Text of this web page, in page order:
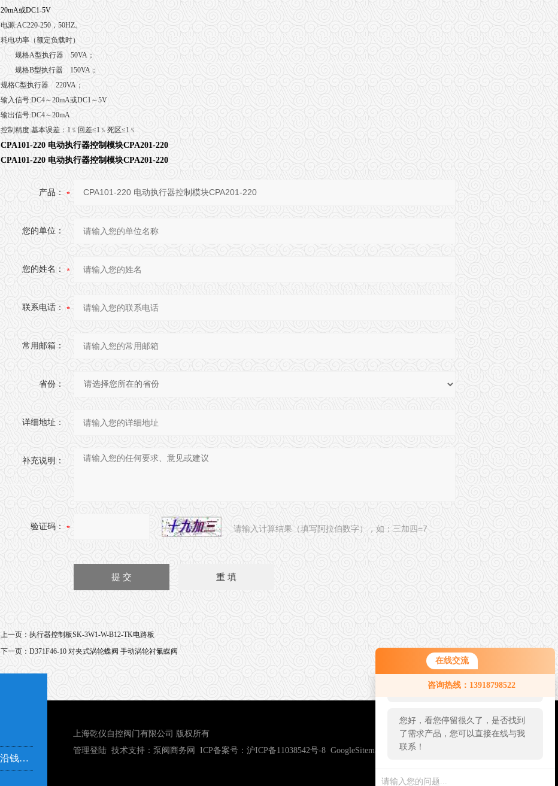
在线交流
咨询热线：13918798522
您好！欢迎前来咨询，很高兴为您
服务，请问您要咨询什么问题呢？
您好，看您停留很久了，是否找到
了需求产品，您可以直接在线与我
联系！
20mA或DC1-5V
电源:AC220-250，50HZ。
耗电功率（额定负载时）
规格A型执行器 50VA；
规格B型执行器 150VA；
规格C型执行器 220VA；
输入信号:DC4～20mA或DC1～5V
输出信号:DC4～20mA
控制精度:基本误差：1﹪回差≤1﹪死区≤1﹪
CPA101-220 电动执行器控制模块CPA201-220
CPA101-220 电动执行器控制模块CPA201-220
产品：
您的单位：
您的姓名：
联系电话：
常用邮箱：
省份：
详细地址：
补充说明：
验证码： 请输入计算结果（填写阿拉伯数字），如：三加四=7
上一页：执行器控制板SK-3W1-W-B12-TK电路板
下一页： D371F46-10 对夹式涡轮蝶阀 手动涡轮衬氟蝶阀
地址：上海市奉贤区青村镇沿钱公路351号
上海乾仪自控阀门有限公司 版权所有
管理登陆 技术支持： 泵阀商务网 ICP备案号： 沪ICP备11038542号-8 GoogleSitemap